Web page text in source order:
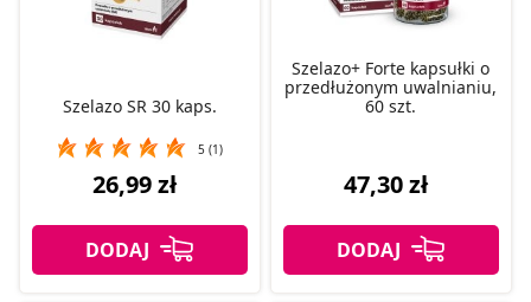
Szelazo SR 30 kaps.
5 (1)
26,99 zł
Szelazo+ Forte kapsułki o
przedłużonym uwalnianiu,
60 szt.
47,30 zł